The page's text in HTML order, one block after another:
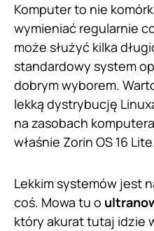
Komputer to nie
wymieniać regularnie
może służyć kilka
standardowy system
dobrym wyborem.
lekką dystrybucję
na zasobach
właśnie Zorin OS 16 Lite.
Lekkim systemów jest
coś. Mowa tu o
który akurat tutaj idzie